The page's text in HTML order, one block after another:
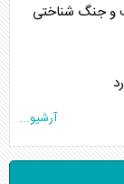
و جنگ شناختی
آرشیو...